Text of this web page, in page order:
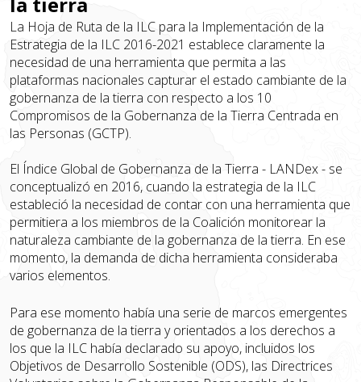
La Hoja de Ruta de la ILC para la Implementación de la
Estrategia de la ILC 2016-2021 establece claramente la
necesidad de una herramienta que permita a las
plataformas nacionales capturar el estado cambiante de la
gobernanza de la tierra con respecto a los 10
Compromisos de la Gobernanza de la Tierra Centrada en
las Personas (GCTP).
El Índice Global de Gobernanza de la Tierra - LANDex - se
conceptualizó en 2016, cuando la estrategia de la ILC
estableció la necesidad de contar con una herramienta que
permitiera a los miembros de la Coalición monitorear la
naturaleza cambiante de la gobernanza de la tierra. En ese
momento, la demanda de dicha herramienta consideraba
varios elementos.
Para ese momento había una serie de marcos emergentes
de gobernanza de la tierra y orientados a los derechos a
los que la ILC había declarado su apoyo, incluidos los
Objetivos de Desarrollo Sostenible (ODS), las Directrices